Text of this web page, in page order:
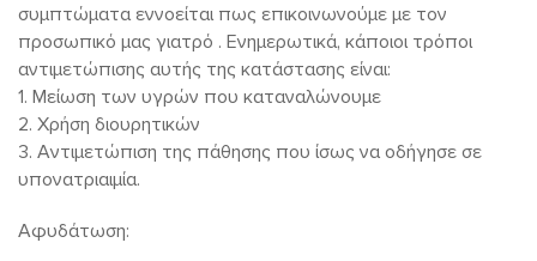
συμπτώματα εννοείται πως επικοινωνούμε με τον
προσωπικό μας γιατρό . Ενημερωτικά, κάποιοι τρόποι
αντιμετώπισης αυτής της κατάστασης είναι:
1. Μείωση των υγρών που καταναλώνουμε
2. Χρήση διουρητικών
3. Αντιμετώπιση της πάθησης που ίσως να οδήγησε σε
υπονατριαιμία.
Αφυδάτωση: